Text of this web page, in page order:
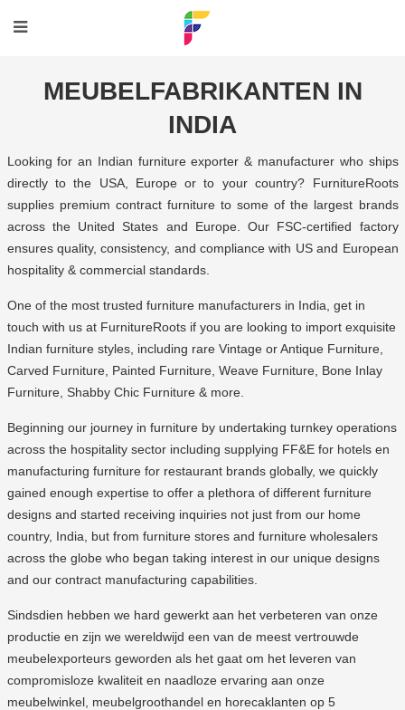
MEUBELFABRIKANTEN IN
INDIA
Looking for an Indian furniture exporter & manufacturer who ships
directly to the USA, Europe or to your country? FurnitureRoots
supplies premium contract furniture to some of the largest brands
across the United States and Europe. Our FSC-certified factory
ensures quality, consistency, and compliance with US and European
hospitality & commercial standards.
One of the most trusted furniture manufacturers in India, get in
touch with us at FurnitureRoots if you are looking to import exquisite
Indian furniture styles, including rare Vintage or Antique Furniture,
Carved Furniture, Painted Furniture, Weave Furniture, Bone Inlay
Furniture, Shabby Chic Furniture & more.
Beginning our journey in furniture by undertaking turnkey operations
across the hospitality sector including supplying FF&E for hotelsen
manufacturing furniture for restaurant brandsglobally, we quickly
gained enough expertise to offer a plethora of different furniture
designs and started receiving inquiries not just from our home
country, India, but from furniture stores and furniture wholesalers
across the globe who began taking interest in our unique designs
and our contract manufacturing capabilities.
Sindsdien hebben we hard gewerkt aan het verbeteren van onze
productie en zijn we wereldwijd een van de meest vertrouwde
meubelexporteurs geworden als het gaat om het leveren van
compromisloze kwaliteit en naadloze ervaring aan onze
meubelwinkel, meubelgroothandel en horecaklanten op 5